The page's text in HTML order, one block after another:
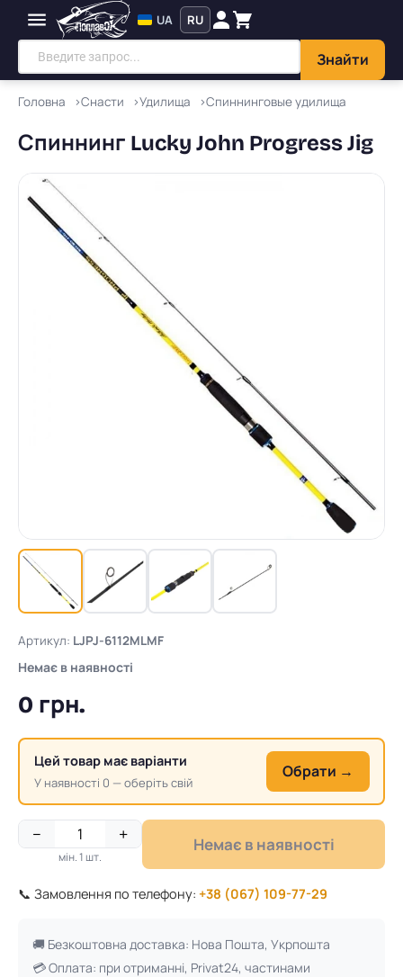
Знайти
UA RU
Головна Снасти Удилища Спиннинговые удилища
Спиннинг Lucky John Progress Jig
Артикул: LJPJ-6112MLMF
Немає в наявності
0 грн.
Цей товар має варіанти
У наявності 0 — оберіть свій
Обрати →
− +
мін. 1 шт.
Немає в наявності
📞 Замовлення по телефону: +38 (067) 109-77-29
🚚 Безкоштовна доставка: Нова Пошта, Укрпошта
💳 Оплата: при отриманні, Privat24, частинами